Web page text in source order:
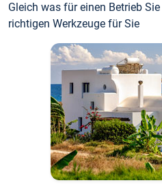
Gleich was für einen Betrieb
richtigen Werkzeuge für Sie